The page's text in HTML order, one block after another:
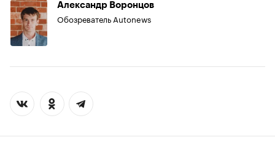
Александр Воронцов
Обозреватель Autonews